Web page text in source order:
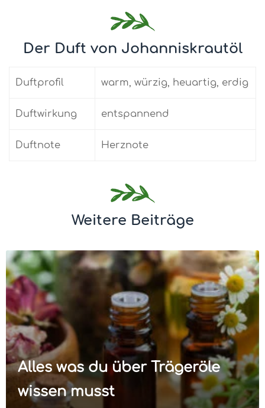
Der Duft von Johanniskrautöl
Duftprofil warm, würzig, heuartig, erdig
Duftwirkung entspannend
Duftnote Herznote
Weitere Beiträge
Alles was du über Trägeröle
wissen musst